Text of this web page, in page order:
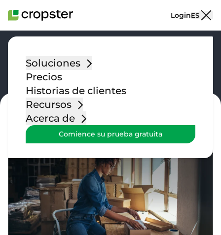
Soluciones
Precios
Historias de clientes
Recursos
Acerca de
Comience su prueba gratuita
LoginES
Guía práctica
GUÍA PRÁCTICA